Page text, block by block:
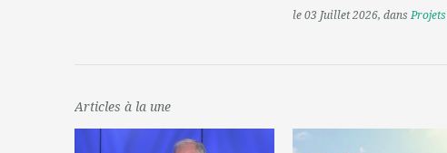
le 03 Juillet 2026, dansProjets
Articles à la une